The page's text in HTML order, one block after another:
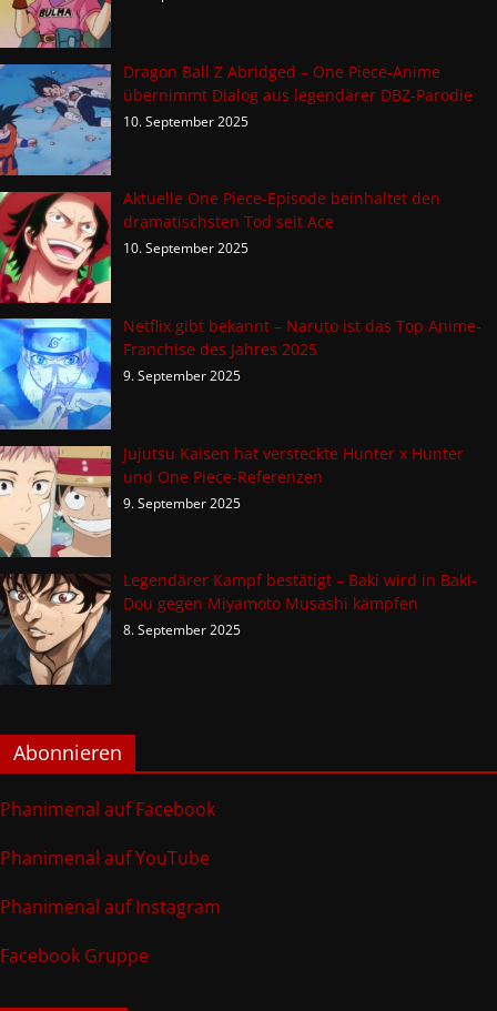
Dragon Ball Z Abridged – One Piece-Anime
übernimmt Dialog aus legendärer DBZ-Parodie
10. September 2025
Aktuelle One Piece-Episode beinhaltet den
dramatischsten Tod seit Ace
10. September 2025
Netflix gibt bekannt – Naruto ist das Top Anime-
Franchise des Jahres 2025
9. September 2025
Jujutsu Kaisen hat versteckte Hunter x Hunter
und One Piece-Referenzen
9. September 2025
Legendärer Kampf bestätigt – Baki wird in Baki-
Dou gegen Miyamoto Musashi kämpfen
8. September 2025
Abonnieren
Phanimenal auf Facebook
Phanimenal auf YouTube
Phanimenal auf Instagram
Facebook Gruppe